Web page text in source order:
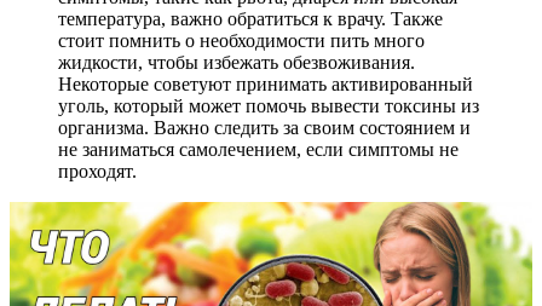
температура, важно обратиться к врачу. Также
стоит помнить о необходимости пить много
жидкости, чтобы избежать обезвоживания.
Некоторые советуют принимать активированный
уголь, который может помочь вывести токсины из
организма. Важно следить за своим состоянием и
не заниматься самолечением, если симптомы не
проходят.